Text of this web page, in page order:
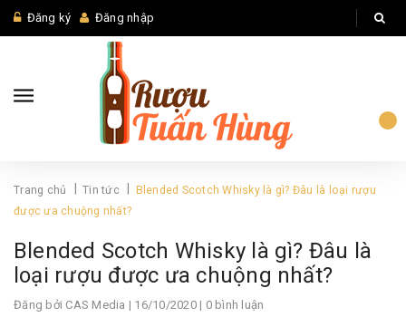
Đăng ký Đăng nhập
Trang chủ Tin tức
Blended Scotch Whisky là gì? Đâu là loại rượu
được ưa chuộng nhất?
Blended Scotch Whisky là gì? Đâu là
loại rượu được ưa chuộng nhất?
Đăng bởi CAS Media | 16/10/2020 | 0 bình luận